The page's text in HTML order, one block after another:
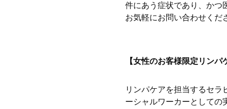
件にあう症状であり、かつ
お気軽にお問い合わせくだ
【女性のお客様限定リンパ
リンパケアを担当するセ
ーシャルワーカーとしての